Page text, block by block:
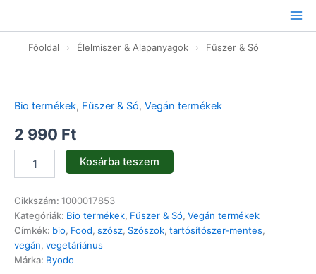
tartalomhoz
Főoldal › Élelmiszer & Alapanyagok › Fűszer & Só
Bio termékek, Fűszer & Só, Vegán termékek
2 990 Ft
bio
-
500ml
mennyiség
Kosárba teszem
Cikkszám: 1000017853
Kategóriák: Bio termékek, Fűszer & Só, Vegán termékek
Címkék: bio, Food, szósz, Szószok, tartósítószer-mentes,
vegán, vegetáriánus
Márka: Byodo